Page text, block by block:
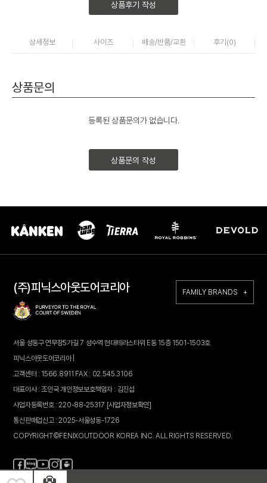
상품후기 작성
상세정보 사이즈 배송/반품/교환 후기(0)
상품문의
등록된 상품문의가 없습니다.
상품문의 작성
(주)피닉스아웃도어코리아 FAMILY BRANDS +
서울 성동구 연무장5가길 7 성수역 현대테라스타워 E동 15층 1501-1503호
피닉스아웃도어코리아 |
고객센터 : 1566.8911 FAX : 02.545.3106
대표이사 : 조인국 개인정보보호책임자 : 김진섭
사업자등록번호 : 220-88-25317 [사업자정보확인]
통신판매업신고 : 2025-서울성동-1726
COPYRIGHT©FENIXOUTDOOR KOREA INC. ALL RIGHTS RESERVED.
페
이
블
로
유
튜
인
스
카
페